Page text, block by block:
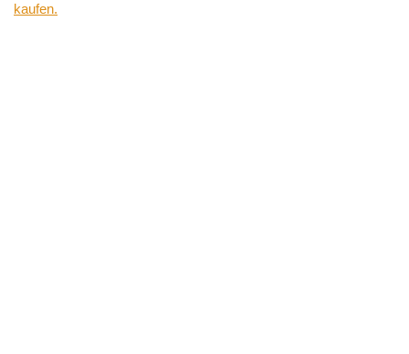
kaufen.